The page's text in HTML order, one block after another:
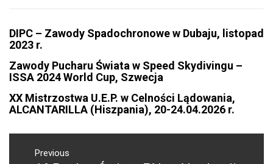
DIPC – Zawody Spadochronowe w Dubaju, listopad
2023 r.
Zawody Pucharu Świata w Speed Skydivingu –
ISSA 2024 World Cup, Szwecja
XX Mistrzostwa U.E.P. w Celności Lądowania,
ALCANTARILLA (Hiszpania), 20-24.04.2026 r.
NAWIGACJA
WPISUPrevious